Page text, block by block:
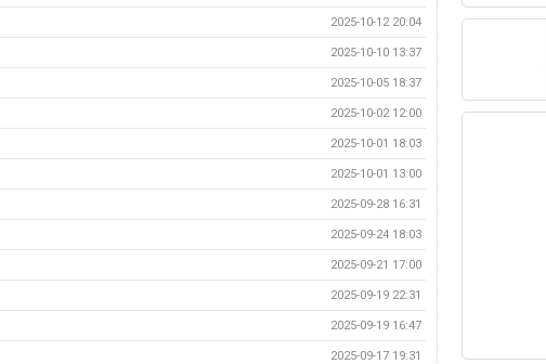
2025-10-12 20:04
2025-10-10 13:37
2025-10-05 18:37
2025-10-02 12:00
2025-10-01 18:03
2025-10-01 13:00
2025-09-28 16:31
2025-09-24 18:03
2025-09-21 17:00
2025-09-19 22:31
2025-09-19 16:47
2025-09-17 19:31